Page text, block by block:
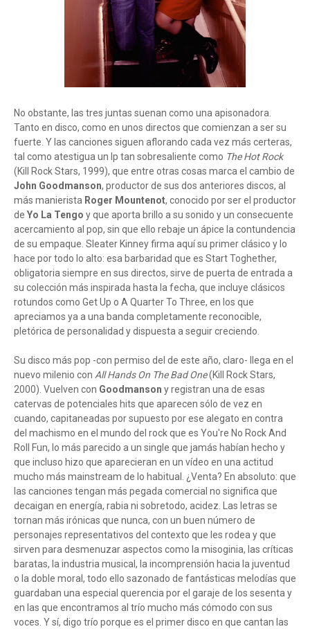
No obstante, las tres juntas suenan como una apisonadora.
Tanto en disco, como en unos directos que comienzan a ser su
fuerte. Y las canciones siguen aflorando cada vez más certeras,
tal como atestigua un lp tan sobresaliente como The Hot Rock
(Kill Rock Stars, 1999), que entre otras cosas marca el cambio de
John Goodmanson, productor de sus dos anteriores discos, al
más manierista Roger Mountenot, conocido por ser el productor
de Yo La Tengo y que aporta brillo a su sonido y un consecuente
acercamiento al pop, sin que ello rebaje un ápice la contundencia
de su empaque. Sleater Kinney firma aquí su primer clásico y lo
hace por todo lo alto: esa barbaridad que es Start Toghether,
obligatoria siempre en sus directos, sirve de puerta de entrada a
su colección más inspirada hasta la fecha, que incluye clásicos
rotundos como Get Up o A Quarter To Three, en los que
apreciamos ya a una banda completamente reconocible,
pletórica de personalidad y dispuesta a seguir creciendo.
Su disco más pop -con permiso del de este año, claro- llega en el
nuevo milenio con All Hands On The Bad One(Kill Rock Stars,
2000). Vuelven con Goodmanson y registran una de esas
catervas de potenciales hits que aparecen sólo de vez en
cuando, capitaneadas por supuesto por ese alegato en contra
del machismo en el mundo del rock que es You're No Rock And
Roll Fun, lo más parecido a un single que jamás habían hecho y
que incluso hizo que aparecieran en un vídeo en una actitud
mucho más mainstream de lo habitual. ¿Venta? En absoluto: que
las canciones tengan más pegada comercial no significa que
decaigan en energía, rabia ni sobretodo, acidez. Las letras se
tornan más irónicas que nunca, con un buen número de
personajes representativos del contexto que les rodea y que
sirven para desmenuzar aspectos como la misoginia, las críticas
baratas, la industria musical, la incomprensión hacia la juventud
o la doble moral, todo ello sazonado de fantásticas melodías que
guardaban una especial querencia por el garaje de los sesenta y
en las que encontramos al trío mucho más cómodo con sus
voces. Y sí, digo trío porque es el primer disco en que cantan las